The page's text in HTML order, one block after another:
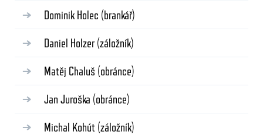
Dominik Holec (brankář)
Daniel Holzer (záložník)
Matěj Chaluš (obránce)
Jan Juroška (obránce)
Michal Kohút (záložník)